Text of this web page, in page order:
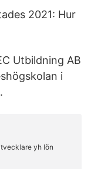
2021: Hur
Utbildning AB
i